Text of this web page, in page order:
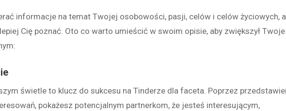
informacje na temat Twojej osobowości, pasji, celów i celów życiowych,
Cię poznać. Oto co warto umieścić w swoim opisie, aby zwiększył Twoje
świetle to klucz do sukcesu na Tinderze dla faceta. Poprzez
pokażesz potencjalnym partnerkom, że jesteś interesującym,